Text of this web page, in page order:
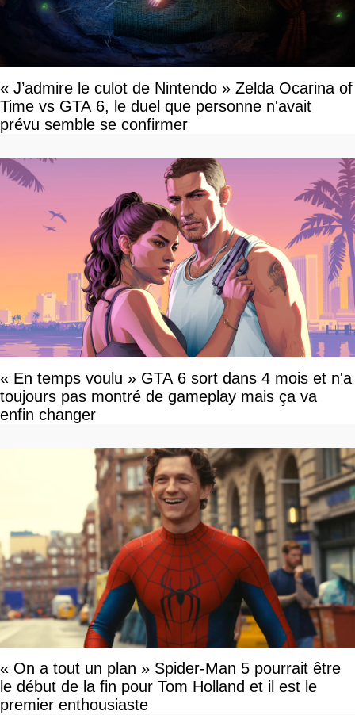
« J’admire le culot de Nintendo » Zelda Ocarina of
Time vs GTA 6, le duel que personne n'avait
prévu semble se confirmer
« En temps voulu » GTA 6 sort dans 4 mois et n'a
toujours pas montré de gameplay mais ça va
enfin changer
« On a tout un plan » Spider-Man 5 pourrait être
le début de la fin pour Tom Holland et il est le
premier enthousiaste